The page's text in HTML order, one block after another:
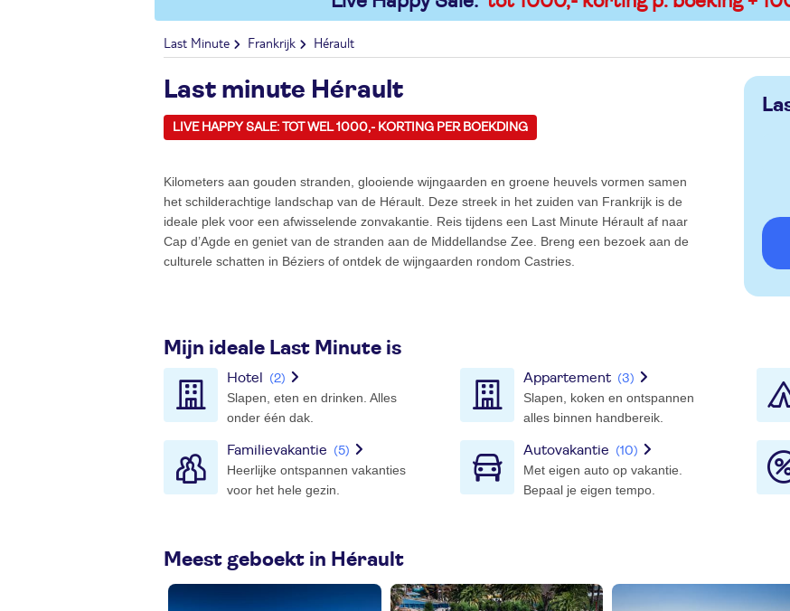
Last Minute Frankrijk Hérault
Last minute Hérault
LIVE HAPPY SALE: TOT WEL 1000,- KORTING PER BOEKDING
Kilometers aan gouden stranden, glooiende wijngaarden en groene heuvels vormen samen
het schilderachtige landschap van de Hérault. Deze streek in het zuiden van Frankrijk is de
ideale plek voor een afwisselende zonvakantie. Reis tijdens een Last Minute Hérault af naar
Cap d’Agde en geniet van de stranden aan de Middellandse Zee. Breng een bezoek aan de
culturele schatten in Béziers of ontdek de wijngaarden rondom Castries.
Mijn ideale Last Minute is
Hotel (2)
Slapen, eten en drinken. Alles
onder één dak.
Appartement (3)
Slapen, koken en ontspannen
alles binnen handbereik.
Familievakantie (5)
Heerlijke ontspannen vakanties
voor het hele gezin.
Autovakantie (10)
Met eigen auto op vakantie.
Bepaal je eigen tempo.
Meest geboekt in Hérault